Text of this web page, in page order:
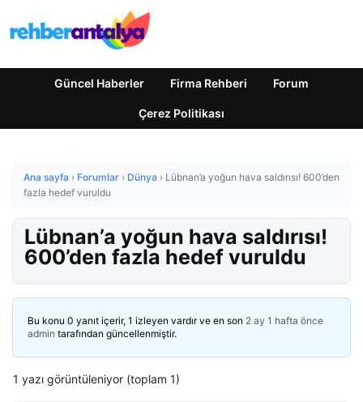
Güncel Haberler Firma Rehberi Forum
Çerez Politikası
Ana sayfa › Forumlar › Dünya › Lübnan’a yoğun hava saldırısı! 600’den
fazla hedef vuruldu
Lübnan’a yoğun hava saldırısı!
600’den fazla hedef vuruldu
Bu konu 0 yanıt içerir, 1 izleyen vardır ve en son 2 ay 1 hafta önce
admin tarafından güncellenmiştir.
1 yazı görüntüleniyor (toplam 1)